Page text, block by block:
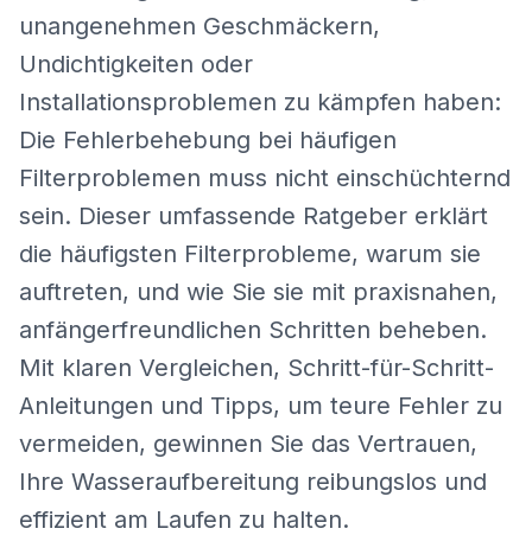
unangenehmen Geschmäckern,
Undichtigkeiten oder
Installationsproblemen zu kämpfen haben:
Die Fehlerbehebung bei häufigen
Filterproblemen muss nicht einschüchternd
sein. Dieser umfassende Ratgeber erklärt
die häufigsten Filterprobleme, warum sie
auftreten, und wie Sie sie mit praxisnahen,
anfängerfreundlichen Schritten beheben.
Mit klaren Vergleichen, Schritt-für-Schritt-
Anleitungen und Tipps, um teure Fehler zu
vermeiden, gewinnen Sie das Vertrauen,
Ihre Wasseraufbereitung reibungslos und
effizient am Laufen zu halten.